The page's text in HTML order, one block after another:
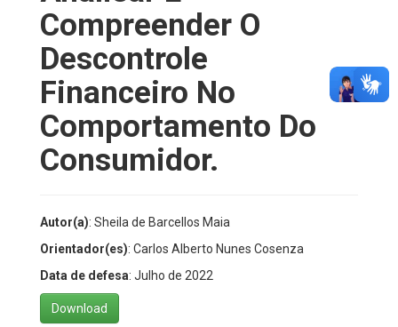
Compreender O
Descontrole
Financeiro No
Comportamento Do
Consumidor.
Autor(a): Sheila de Barcellos Maia
Orientador(es): Carlos Alberto Nunes Cosenza
Data de defesa: Julho de 2022
Download